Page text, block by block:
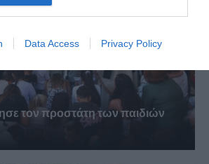
Data Access Privacy Policy
τον προστάτη των παιδιών